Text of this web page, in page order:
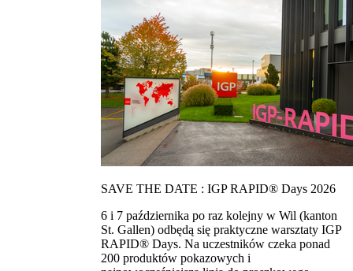
SAVE THE DATE : IGP RAPID® Days 2026
6 i 7 października po raz kolejny w Wil (kanton
St. Gallen) odbędą się praktyczne warsztaty IGP
RAPID® Days. Na uczestników czeka ponad
200 produktów pokazowych i